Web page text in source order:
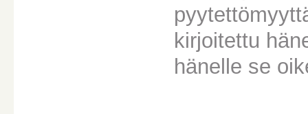
kirjoitettu
hänelle se